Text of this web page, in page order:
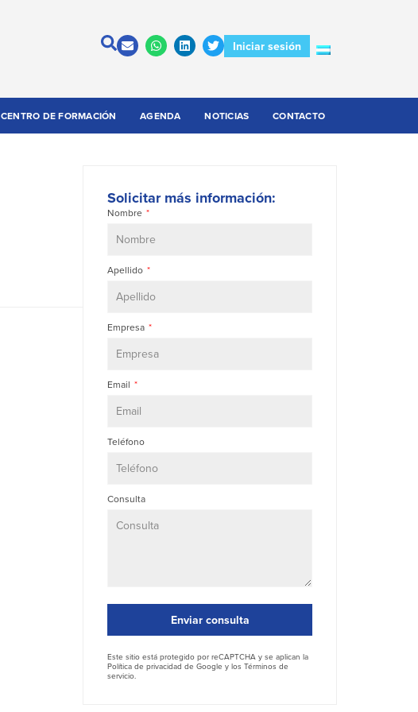
Iniciar sesión
CENTRO DE FORMACIÓN AGENDA NOTICIAS CONTACTO
Solicitar más información:
Nombre
Apellido
Empresa
Email
Teléfono
Consulta
Este sitio está protegido por reCAPTCHA y se aplican la
Política de privacidad de Google y los Términos de
servicio.
Enviar consulta